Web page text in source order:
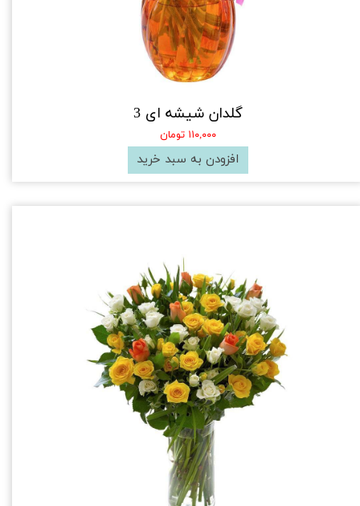
گلدان شیشه ای 3
۱۱۰,۰۰۰ تومان
افزودن به سبد خرید